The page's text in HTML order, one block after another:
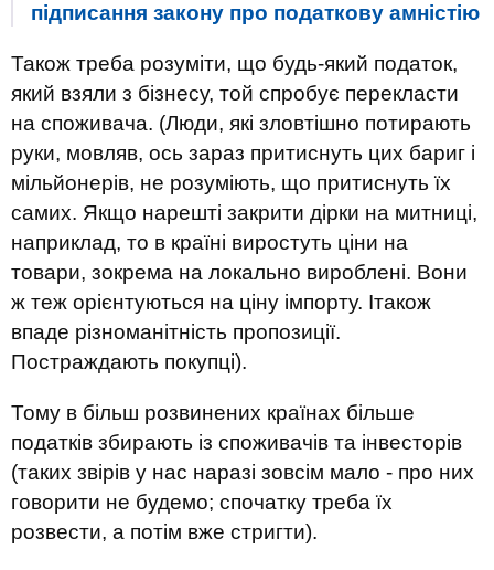
підписання закону про податкову амністію
Також треба розуміти, що будь-який податок,
який взяли з бізнесу, той спробує перекласти
на споживача. (Люди, які зловтішно потирають
руки, мовляв, ось зараз притиснуть цих бариг і
мільйонерів, не розуміють, що притиснуть їх
самих. Якщо нарешті закрити дірки на митниці,
наприклад, то в країні виростуть ціни на
товари, зокрема на локально вироблені. Вони
ж теж орієнтуються на ціну імпорту. Ітакож
впаде різноманітність пропозиції.
Постраждають покупці).
Тому в більш розвинених країнах більше
податків збирають із споживачів та інвесторів
(таких звірів у нас наразі зовсім мало - про них
говорити не будемо; спочатку треба їх
розвести, а потім вже стригти).